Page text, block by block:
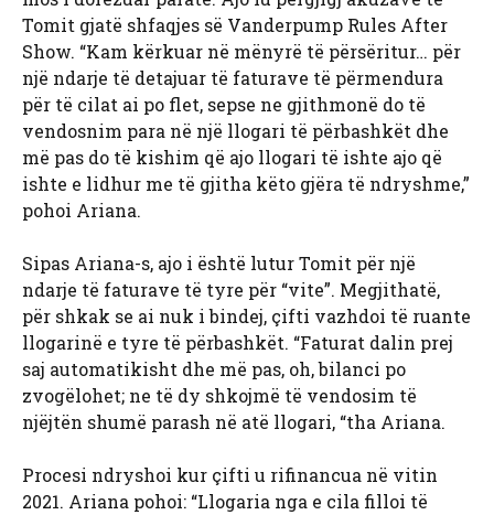
Tomit gjatë shfaqjes së Vanderpump Rules After
Show. “Kam kërkuar në mënyrë të përsëritur… për
një ndarje të detajuar të faturave të përmendura
për të cilat ai po flet, sepse ne gjithmonë do të
vendosnim para në një llogari të përbashkët dhe
më pas do të kishim që ajo llogari të ishte ajo që
ishte e lidhur me të gjitha këto gjëra të ndryshme,”
pohoi Ariana.
Sipas Ariana-s, ajo i është lutur Tomit për një
ndarje të faturave të tyre për “vite”. Megjithatë,
për shkak se ai nuk i bindej, çifti vazhdoi të ruante
llogarinë e tyre të përbashkët. “Faturat dalin prej
saj automatikisht dhe më pas, oh, bilanci po
zvogëlohet; ne të dy shkojmë të vendosim të
njëjtën shumë parash në atë llogari, “tha Ariana.
Procesi ndryshoi kur çifti u rifinancua në vitin
2021. Ariana pohoi: “Llogaria nga e cila filloi të